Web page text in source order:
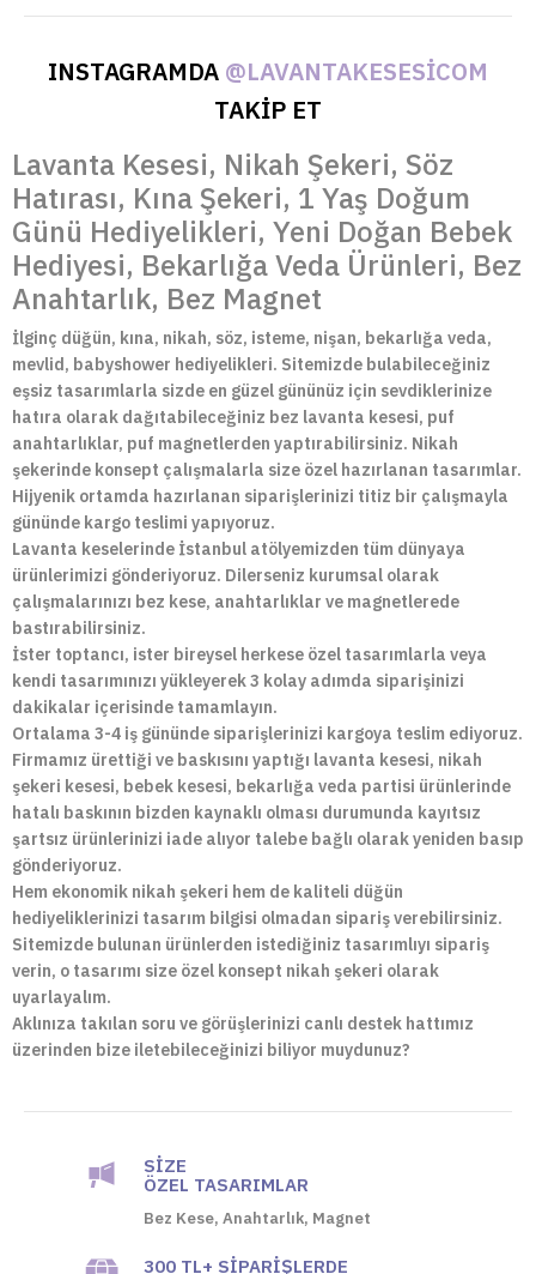
INSTAGRAMDA @LAVANTAKESESICOM
TAKİP ET
Lavanta Kesesi, Nikah Şekeri, Söz
Hatırası, Kına Şekeri, 1 Yaş Doğum
Günü Hediyelikleri, Yeni Doğan Bebek
Hediyesi, Bekarlığa Veda Ürünleri, Bez
Anahtarlık, Bez Magnet
İlginç düğün, kına, nikah, söz, isteme, nişan, bekarlığa veda,
mevlid, babyshower hediyelikleri. Sitemizde bulabileceğiniz
eşsiz tasarımlarla sizde en güzel gününüz için sevdiklerinize
hatıra olarak dağıtabileceğiniz bez lavanta kesesi, puf
anahtarlıklar, puf magnetlerden yaptırabilirsiniz. Nikah
şekerinde konsept çalışmalarla size özel hazırlanan tasarımlar.
Hijyenik ortamda hazırlanan siparişlerinizi titiz bir çalışmayla
gününde kargo teslimi yapıyoruz.
Lavanta keselerinde İstanbul atölyemizden tüm dünyaya
ürünlerimizi gönderiyoruz. Dilerseniz kurumsal olarak
çalışmalarınızı bez kese, anahtarlıklar ve magnetlerede
bastırabilirsiniz.
İster toptancı, ister bireysel herkese özel tasarımlarla veya
kendi tasarımınızı yükleyerek 3 kolay adımda siparişinizi
dakikalar içerisinde tamamlayın.
Ortalama 3-4 iş gününde siparişlerinizi kargoya teslim ediyoruz.
Firmamız ürettiği ve baskısını yaptığı lavanta kesesi, nikah
şekeri kesesi, bebek kesesi, bekarlığa veda partisi ürünlerinde
hatalı baskının bizden kaynaklı olması durumunda kayıtsız
şartsız ürünlerinizi iade alıyor talebe bağlı olarak yeniden basıp
gönderiyoruz.
Hem ekonomik nikah şekeri hem de kaliteli düğün
hediyeliklerinizi tasarım bilgisi olmadan sipariş verebilirsiniz.
Sitemizde bulunan ürünlerden istediğiniz tasarımlıyı sipariş
verin, o tasarımı size özel konsept nikah şekeri olarak
uyarlayalım.
Aklınıza takılan soru ve görüşlerinizi canlı destek hattımız
üzerinden bize iletebileceğinizi biliyor muydunuz?
SIZE
ÖZEL TASARIMLAR
Bez Kese, Anahtarlık, Magnet
300 TL+ SIPARIŞLERDE